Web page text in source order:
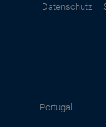
Datenschutz
Portugal